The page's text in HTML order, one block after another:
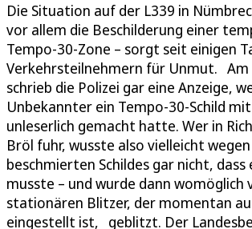
Die Situation auf der L339 in
vor allem die Beschilderung einer
Tempo-30-Zone – sorgt seit einigen
Verkehrsteilnehmern für Unmut. Am
schrieb die Polizei gar eine Anzeige,
Unbekannter ein Tempo-30-Schild
unleserlich gemacht hatte. Wer in
Bröl fuhr, wusste also vielleicht
beschmierten Schildes gar nicht, dass
musste – und wurde dann womöglich
stationären Blitzer, der momentan
eingestellt ist, geblitzt. Der